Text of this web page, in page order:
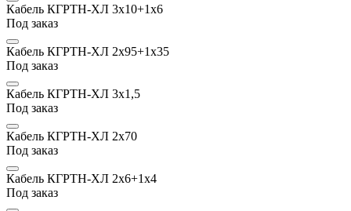
Кабель КГРТН-ХЛ 3х10+1х6
Под заказ
Кабель КГРТН-ХЛ 2х95+1х35
Под заказ
Кабель КГРТН-ХЛ 3х1,5
Под заказ
Кабель КГРТН-ХЛ 2х70
Под заказ
Кабель КГРТН-ХЛ 2х6+1х4
Под заказ